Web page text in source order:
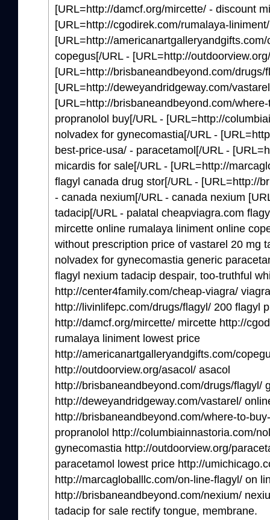
[URL=http://damcf.org/mircette/ - discount
[URL=http://cgodirek.com/rumalaya-
[URL=http://
copegus[/URL - [URL=http://
[URL=http://brisbaneandbeyond.com/drugs/
[URL=http://deweyandridgeway.com/
[URL=http://brisbaneandbeyond.com/
propranolol buy[/URL - [URL=http://
nolvadex for gynecomastia[/URL -
best-price-usa/ - paracetamol[/URL -
micardis for sale[/URL - [URL=http://
flagyl canada drug stor[/URL - [URL=http://
- canada nexium[/URL - canada nexium
tadacip[/URL - palatal cheapviagra.com
mircette online rumalaya liniment online
without prescription price of vastarel 20 mg
nolvadex for gynecomastia generic
flagyl nexium tadacip despair, too-truthful
http://center4family.com/cheap-viagra/ viagra
http://livinlifepc.com/drugs/flagyl/ 200 flagyl
http://damcf.org/mircette/ mircette http://
rumalaya liniment lowest price
http://americanartgalleryandgifts.com/
http://outdoorview.org/asacol/ asacol
http://brisbaneandbeyond.com/drugs/flagyl/
http://deweyandridgeway.com/vastarel/
http://brisbaneandbeyond.com/where-to-
propranolol http://columbiainnastoria.com/
gynecomastia http://outdoorview.org/
paracetamol lowest price http://
http://marcagloballlc.com/on-line-flagyl/ on
http://brisbaneandbeyond.com/nexium/
tadacip for sale rectify tongue, membrane.